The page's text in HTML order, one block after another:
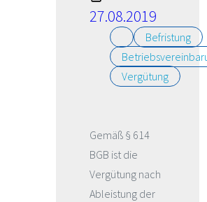
27.08.2019
Befristung
Vergütung
Gemäß § 614
BGB ist die
Vergütung nach
Ableistung der